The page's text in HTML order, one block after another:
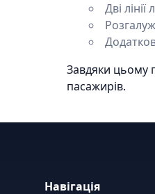
Дві
Завдяки цьому
пасажирів.
Навігація